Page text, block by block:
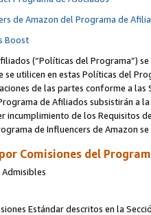
de Amazon del Programa de
Boost
(“Políticas del Programa”)
se utilicen en estas Políticas del
de las partes conforme a
de Afiliados subsistirán
incumplimiento de los Requisitos
de Influencers de Amazon
Comisiones del
Estándar descritos en la